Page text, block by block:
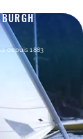
depuis 1883